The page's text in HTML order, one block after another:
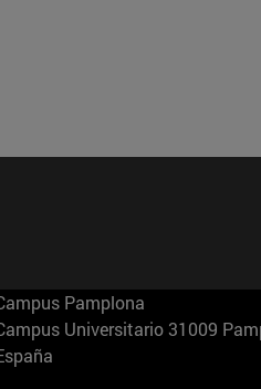
Pamplona
Universitario 31009